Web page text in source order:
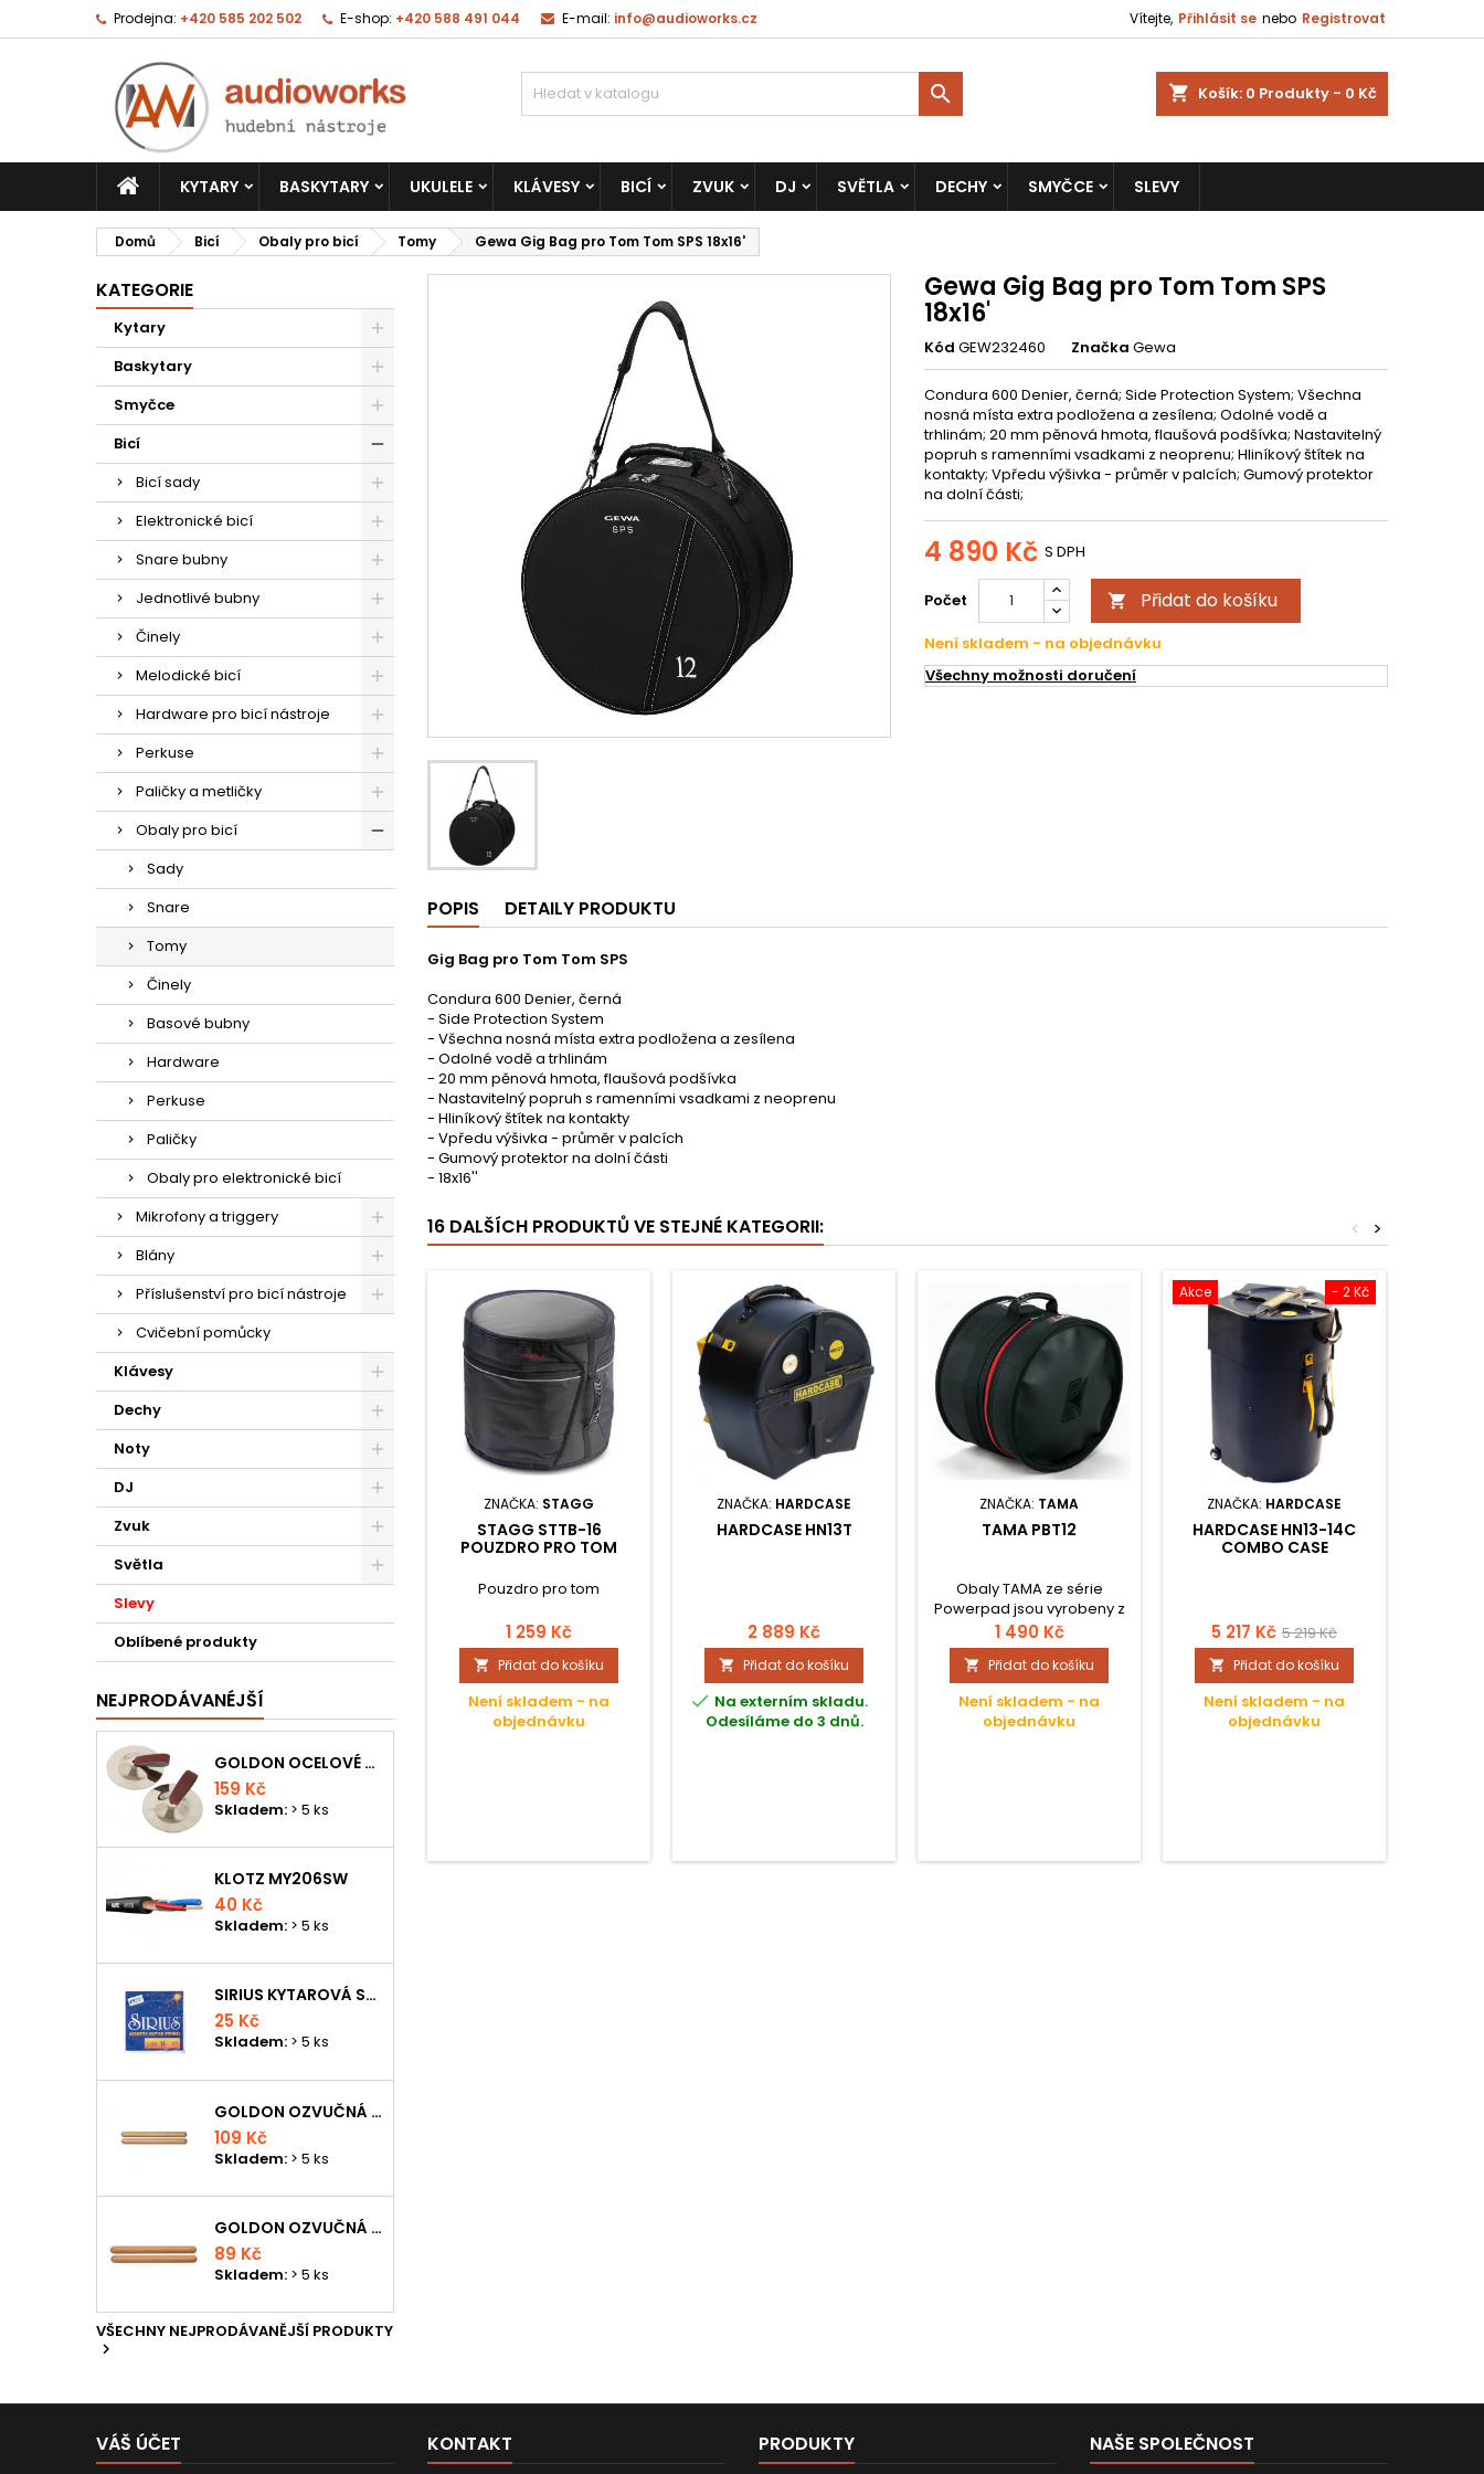
Prodejna: +420 585 202 502 E-shop: +420 588 491 044 E-mail: info@audioworks.cz Vítejte, Přihlásit se nebo Registrovat
shopping_cart Košík: 0 Produkty - 0 Kč

KYTARY BASKYTARY UKULELE KLÁVESY BICÍ ZVUK DJ SVĚTLA DECHY SMYČCE SLEVY
Domů Bicí Obaly pro bicí Tomy Gewa Gig Bag pro Tom Tom SPS 18x16'
KATEGORIE
Kytary
Baskytary
Smyčce
Bicí
Bicí sady
Elektronické bicí
Snare bubny
Jednotlivé bubny
Činely
Melodické bicí
Hardware pro bicí nástroje
Perkuse
Paličky a metličky
Obaly pro bicí
Sady
Snare
Tomy
Činely
Basové bubny
Hardware
Perkuse
Paličky
Obaly pro elektronické bicí
Mikrofony a triggery
Blány
Příslušenství pro bicí nástroje
Cvičební pomůcky
Klávesy
Dechy
Noty
DJ
Zvuk
Světla
Slevy
Oblíbené produkty
NEJPRODÁVANÉJŠÍ
GOLDON OCELOVÉ PRSTOVÉ ČINELKY
159 Kč
Skladem: > 5 ks
KLOTZ MY206SW
40 Kč
Skladem: > 5 ks
SIRIUS KYTAROVÁ STRUNA
25 Kč
Skladem: > 5 ks
GOLDON OZVUČNÁ DŘÍVKA 18 X 200MM
109 Kč
Skladem: > 5 ks
GOLDON OZVUČNÁ DŘÍVKA 15 X 150MM
89 Kč
Skladem: > 5 ks
VŠECHNY NEJPRODÁVANĚJŠÍ PRODUKTY

Gewa Gig Bag pro Tom Tom SPS
18x16'
Kód GEW232460 Značka Gewa
Condura 600 Denier, černá; Side Protection System; Všechna
nosná místa extra podložena a zesílena; Odolné vodě a
trhlinám; 20 mm pěnová hmota, flaušová podšívka; Nastavitelný
popruh s ramenními vsadkami z neoprenu; Hliníkový štítek na
kontakty; Vpředu výšivka - průměr v palcích; Gumový protektor
na dolní části;
4 890 Kč S DPH
Počet  Přidat do košíku
Není skladem - na objednávku
Všechny možnosti doručení
POPIS DETAILY PRODUKTU
Gig Bag pro Tom Tom SPS
Condura 600 Denier, černá
- Side Protection System
- Všechna nosná místa extra podložena a zesílena
- Odolné vodě a trhlinám
- 20 mm pěnová hmota, flaušová podšívka
- Nastavitelný popruh s ramenními vsadkami z neoprenu
- Hliníkový štítek na kontakty
- Vpředu výšivka - průměr v palcích
- Gumový protektor na dolní části
- 18x16''
16 DALŠÍCH PRODUKTŮ VE STEJNÉ KATEGORII: >
<
ZNAČKA: STAGG
STAGG STTB-16
POUZDRO PRO TOM
Pouzdro pro tom
1 259 Kč
 Přidat do košíku
Není skladem - na
objednávku
ZNAČKA: HARDCASE
HARDCASE HN13T
2 889 Kč
 Přidat do košíku
 Na externím skladu.
Odesíláme do 3 dnů.
ZNAČKA: TAMA
TAMA PBT12
Obaly TAMA ze série
Powerpad jsou vyrobeny z
odolného nylonu, který
bubny ochrání jak před
mechanickým poškozením,
tak před návaly deště.
1 490 Kč
 Přidat do košíku
Není skladem - na
objednávku
- 2 Kč
Akce
ZNAČKA: HARDCASE
HARDCASE HN13-14C
COMBO CASE
5 217 Kč 5 219 Kč
 Přidat do košíku
Není skladem - na
objednávku
VÁŠ ÚČET KONTAKT PRODUKTY NAŠE SPOLEČNOST